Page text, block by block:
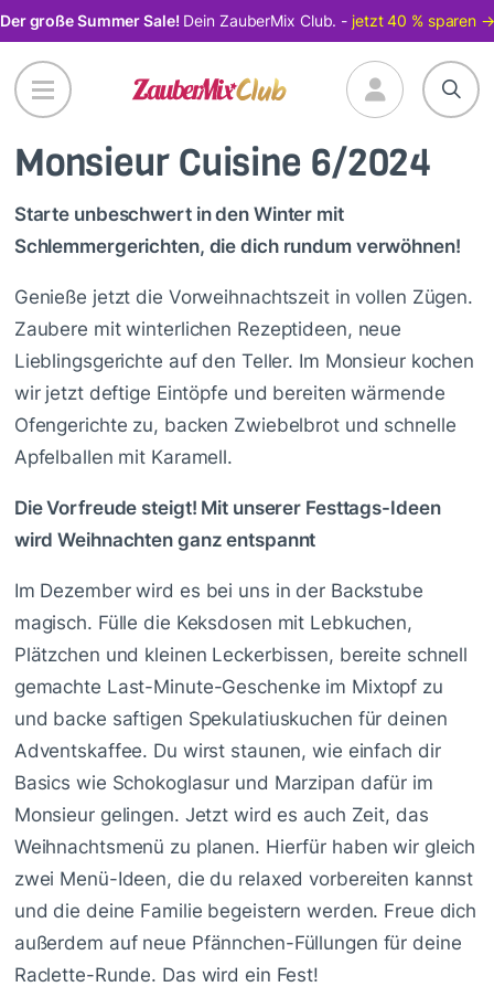
Direkt
zum
Inhalt
Der große Summer Sale! Dein ZauberMix Club. - jetzt 40 % sparen →
Monsieur Cuisine 6/2024
Starte unbeschwert in den Winter mit
Schlemmergerichten, die dich rundum verwöhnen!
Genieße jetzt die Vorweihnachtszeit in vollen Zügen.
Zaubere mit winterlichen Rezeptideen, neue
Lieblingsgerichte auf den Teller. Im Monsieur kochen
wir jetzt deftige Eintöpfe und bereiten wärmende
Ofengerichte zu, backen Zwiebelbrot und schnelle
Apfelballen mit Karamell.
Die Vorfreude steigt! Mit unserer Festtags-Ideen
wird Weihnachten ganz entspannt
Im Dezember wird es bei uns in der Backstube
magisch. Fülle die Keksdosen mit Lebkuchen,
Plätzchen und kleinen Leckerbissen, bereite schnell
gemachte Last-Minute-Geschenke im Mixtopf zu
und backe saftigen Spekulatiuskuchen für deinen
Adventskaffee. Du wirst staunen, wie einfach dir
Basics wie Schokoglasur und Marzipan dafür im
Monsieur gelingen. Jetzt wird es auch Zeit, das
Weihnachtsmenü zu planen. Hierfür haben wir gleich
zwei Menü-Ideen, die du relaxed vorbereiten kannst
und die deine Familie begeistern werden. Freue dich
außerdem auf neue Pfännchen-Füllungen für deine
Raclette-Runde. Das wird ein Fest!